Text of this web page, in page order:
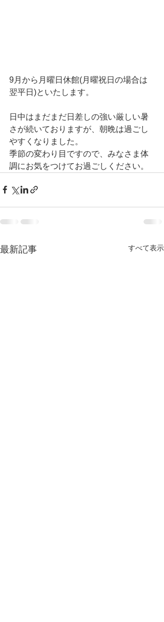
9月から月曜日休館(月曜祝日の場合は
翌平日)といたします。
日中はまだまだ日差しの強い厳しい暑
さが続いておりますが、朝晩は過ごし
やすくなりました。
季節の変わり目ですので、みなさま体
調にお気をつけてお過ごしください。
最新記事 すべて表示